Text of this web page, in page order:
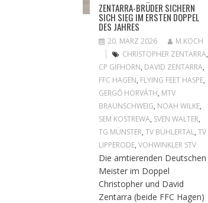
ZENTARRA-BRÜDER SICHERN
SICH SIEG IM ERSTEN DOPPEL
DES JAHRES
20. MÄRZ 2026
M.KOCH
CHRISTOPHER ZENTARRA,
CP GIFHORN, DAVID ZENTARRA,
FFC HAGEN, FLYING FEET HASPE,
GERGŐ HORVÁTH, MTV
BRAUNSCHWEIG, NOAH WILKE,
SEM KOSTREWA, SVEN WALTER,
TG MÜNSTER, TV BÜHLERTAL, TV
LIPPERODE, VOHWINKLER STV
Die amtierenden Deutschen
Meister im Doppel
Christopher und David
Zentarra (beide FFC Hagen)